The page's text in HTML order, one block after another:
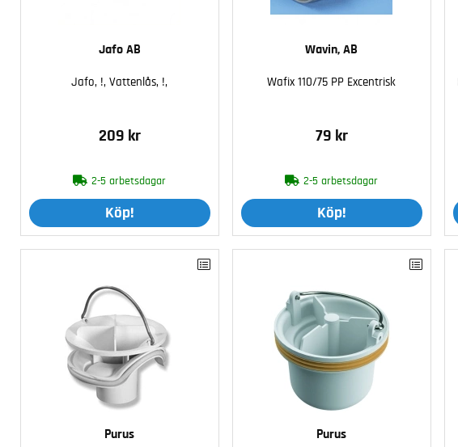
Jafo AB
Jafo, !, Vattenlås, !,
209 kr
2-5 arbetsdagar
Köp!
Wavin, AB
Wafix 110/75 PP Excentrisk
79 kr
2-5 arbetsdagar
Köp!
Purus Purus